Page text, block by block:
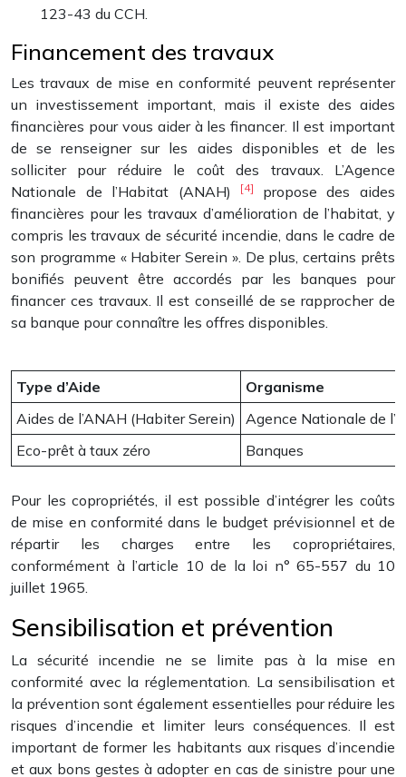
123-43 du CCH.
Financement des travaux
Les travaux de mise en conformité peuvent représenter
un investissement important, mais il existe des aides
financières pour vous aider à les financer. Il est important
de se renseigner sur les aides disponibles et de les
solliciter pour réduire le coût des travaux. L’Agence
Nationale de l’Habitat (ANAH)
[4] propose des aides
financières pour les travaux d’amélioration de l’habitat, y
compris les travaux de sécurité incendie, dans le cadre de
son programme « Habiter Serein ». De plus, certains prêts
bonifiés peuvent être accordés par les banques pour
financer ces travaux. Il est conseillé de se rapprocher de
sa banque pour connaître les offres disponibles.
Type d’Aide
Organisme
Aides de l’ANAH (Habiter Serein)
Agence Nationale de
Eco-prêt à taux zéro
Banques
Pour les copropriétés, il est possible d’intégrer les coûts
de mise en conformité dans le budget prévisionnel et de
répartir les charges entre les copropriétaires,
conformément à l’article 10 de la loi n° 65-557 du 10
juillet 1965.
Sensibilisation et prévention
La sécurité incendie ne se limite pas à la mise en
conformité avec la réglementation. La sensibilisation et
la prévention sont également essentielles pour réduire les
risques d’incendie et limiter leurs conséquences. Il est
important de former les habitants aux risques d’incendie
et aux bons gestes à adopter en cas de sinistre pour une